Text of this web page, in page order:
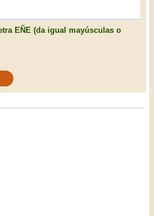
EÑE (da igual mayúsculas o